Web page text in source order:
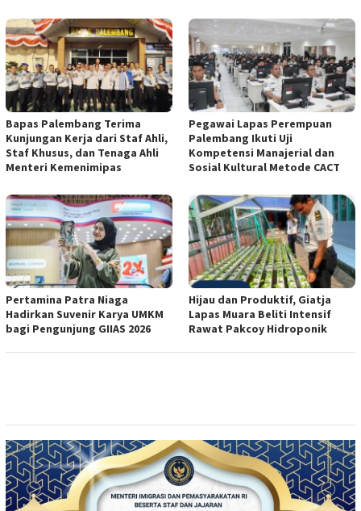
Bapas Palembang Terima
Kunjungan Kerja dari Staf Ahli,
Staf Khusus, dan Tenaga Ahli
Menteri Kemenimipas
Pegawai Lapas Perempuan
Palembang Ikuti Uji
Kompetensi Manajerial dan
Sosial Kultural Metode CACT
Pertamina Patra Niaga
Hadirkan Suvenir Karya UMKM
bagi Pengunjung GIIAS 2026
Hijau dan Produktif, Giatja
Lapas Muara Beliti Intensif
Rawat Pakcoy Hidroponik